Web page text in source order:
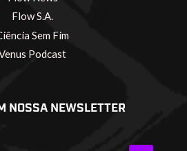
Flow S.A.
Sem Fim
Podcast
NOSSA NEWSLETTER